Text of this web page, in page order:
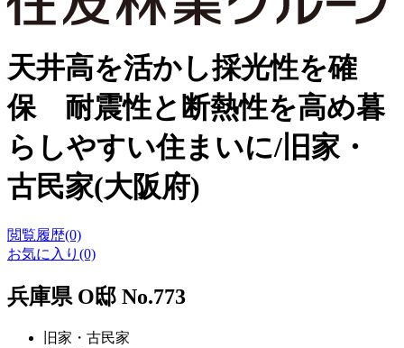
天井高を活かし採光性を確
保 耐震性と断熱性を高め暮
らしやすい住まいに/旧家・
古民家(大阪府)
閲覧履歴(0)
お気に入り(0)
兵庫県 O邸 No.773
旧家・古民家